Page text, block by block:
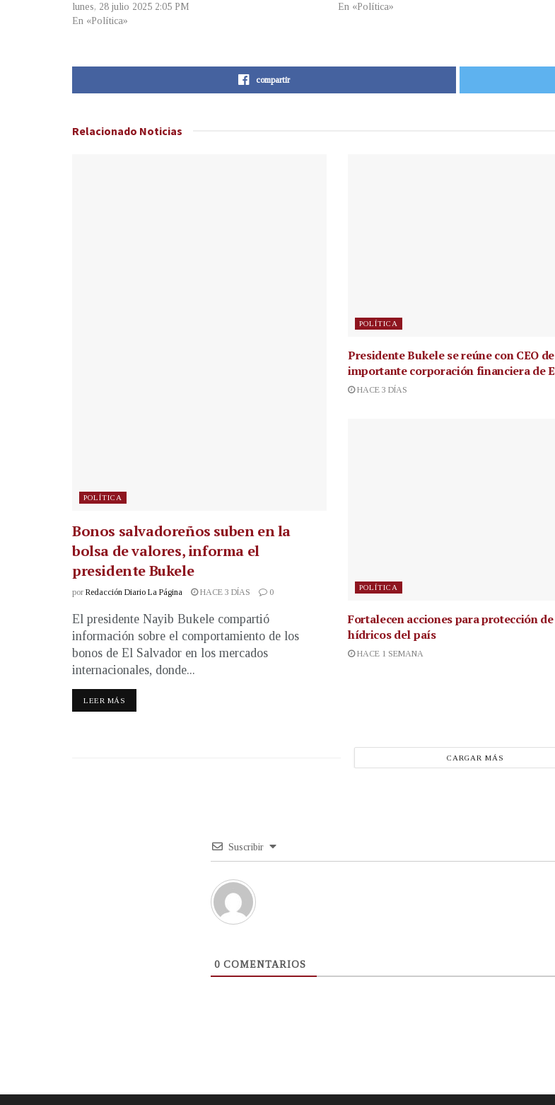
lunes, 28 julio 2025 2:05 PM
En «Política»
En «Política»
compartir
Relacionado Noticias
POLÍTICA
Bonos salvadoreños suben en la
bolsa de valores, informa el
presidente Bukele
por Redacción Diario La Página HACE 3 DÍAS 0
El presidente Nayib Bukele compartió
información sobre el comportamiento de los
bonos de El Salvador en los mercados
internacionales, donde...
LEER MÁS
POLÍTICA
Presidente Bukele se reúne con CEO de
importante corporación financiera de
HACE 3 DÍAS
POLÍTICA
Fortalecen acciones para protección
hídricos del país
HACE 1 SEMANA
CARGAR MÁS
Suscribir
0 COMENTARIOS